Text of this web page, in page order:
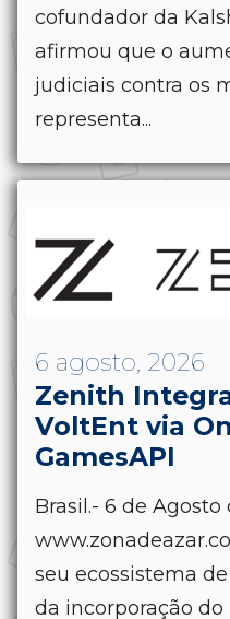
cofundador da
afirmou que o
judiciais contra os
representa...
6 agosto, 2026
Zenith
VoltEnt via
GamesAPI
Brasil.- 6 de Agosto
seu ecossistema
da incorporação